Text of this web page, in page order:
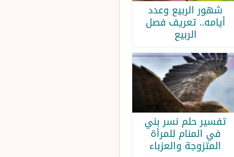
شهور الربيع وعدد
أيامه.. تعريف فصل
الربيع
تفسير حلم نسر بني
في المنام للمرأة
المتزوجة والعزباء